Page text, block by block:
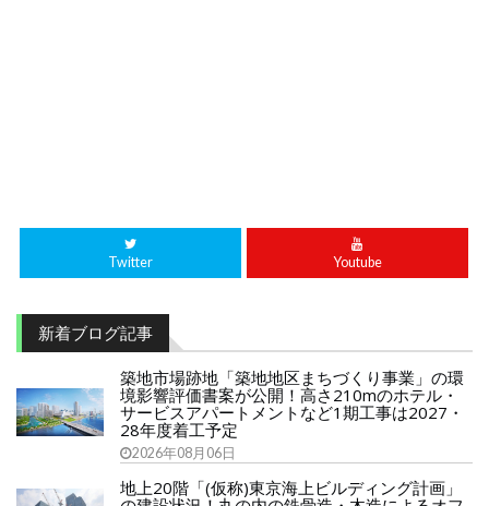
Twitter Youtube
新着ブログ記事
築地市場跡地「築地地区まちづくり事業」の環
境影響評価書案が公開！高さ210mのホテル・
サービスアパートメントなど1期工事は2027・
28年度着工予定
2026年08月06日
地上20階「(仮称)東京海上ビルディング計画」